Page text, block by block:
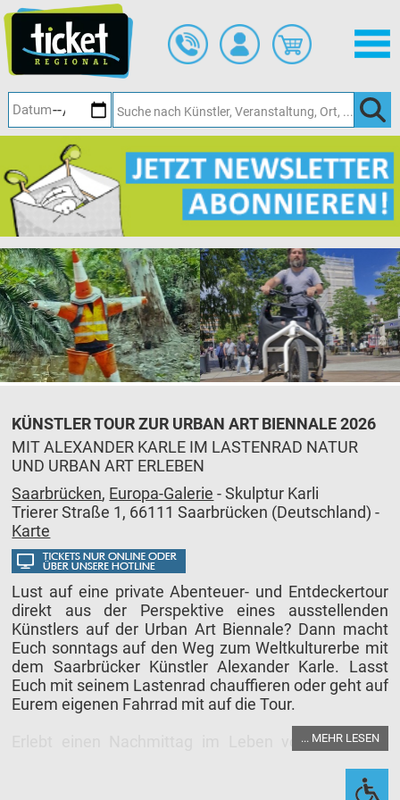
Hauptinhalt
springen
KÜNSTLER TOUR ZUR URBAN ART BIENNALE 2026
MIT ALEXANDER KARLE IM LASTENRAD NATUR
UND URBAN ART ERLEBEN
Saarbrücken, Europa-Galerie - Skulptur Karli
Trierer Straße 1, 66111 Saarbrücken (Deutschland) -
Karte
Lust auf eine private Abenteuer- und Entdeckertour
direkt aus der Perspektive eines ausstellenden
Künstlers auf der Urban Art Biennale? Dann macht
Euch sonntags auf den Weg zum Weltkulturerbe mit
dem Saarbrücker Künstler Alexander Karle. Lasst
Euch mit seinem Lastenrad chauffieren oder geht auf
Eurem eigenen Fahrrad mit auf die Tour.
Erlebt einen Nachmittag im Leben von Alexander
ehemaligen Völklinger Hüttengelände. Unterhaltsam
... MEHR LESEN